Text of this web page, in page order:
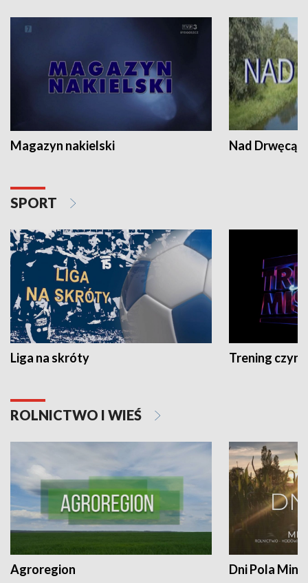
Magazyn nakielski Nad Drwęcą
SPORT
Liga na skróty Trening czyni
ROLNICTWO I WIEŚ
Agroregion Dni Pola